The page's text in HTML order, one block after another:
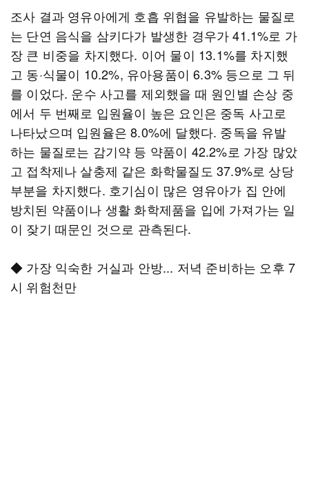
조사 결과 영유아에게 호흡 위협을 유발하는 물질로
는 단연 음식을 삼키다가 발생한 경우가 41.1%로 가
장 큰 비중을 차지했다. 이어 물이 13.1%를 차지했
고 동·식물이 10.2%, 유아용품이 6.3% 등으로 그 뒤
를 이었다. 운수 사고를 제외했을 때 원인별 손상 중
에서 두 번째로 입원율이 높은 요인은 중독 사고로
나타났으며 입원율은 8.0%에 달했다. 중독을 유발
하는 물질로는 감기약 등 약품이 42.2%로 가장 많았
고 접착제나 살충제 같은 화학물질도 37.9%로 상당
부분을 차지했다. 호기심이 많은 영유아가 집 안에
방치된 약품이나 생활 화학제품을 입에 가져가는 일
이 잦기 때문인 것으로 관측된다.
◆ 가장 익숙한 거실과 안방... 저녁 준비하는 오후 7
시 위험천만